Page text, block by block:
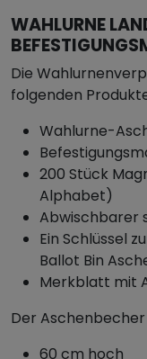
WAHLURNE
Die
folgenden
Wahlurne-
200 Stück
Alphabet)
Abwischbarer
Ein Schlüssel
Ballot Bin
Merkblatt mit
Der
60 cm hoch